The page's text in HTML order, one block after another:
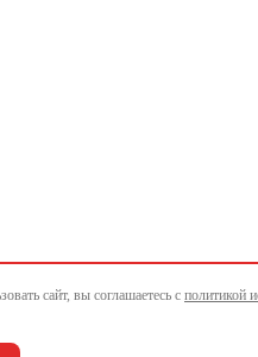
сайт, вы соглашаетесь с политикой